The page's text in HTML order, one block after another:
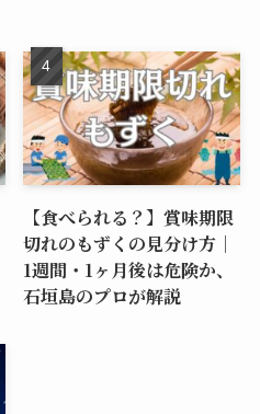
【食べられる？】賞味期限
切れのもずくの見分け方｜
1週間・1ヶ月後は危険か、
石垣島のプロが解説